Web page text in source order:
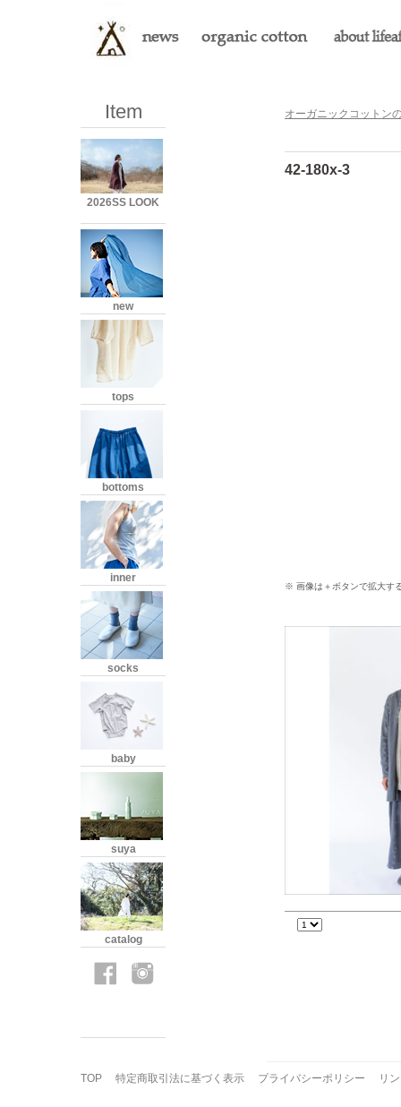
オーガニックコットン
42-180x-3
※ 画像は＋ボタンで拡大す
Item
2026SS LOOK
new
tops
bottoms
inner
socks
baby
suya
catalog
TOP 特定商取引法に基づく表示 プライバシーポリシー リ